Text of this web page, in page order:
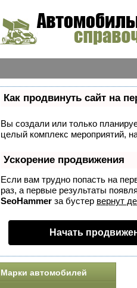
Как продвинуть сайт на
Вы создали или только
целый комплекс мероприятий,
Ускорение продвижения
Если вам трудно попасть на
раз, а первые результаты
SeoHammer за бустер вернут
Начать
Марки автомобилей